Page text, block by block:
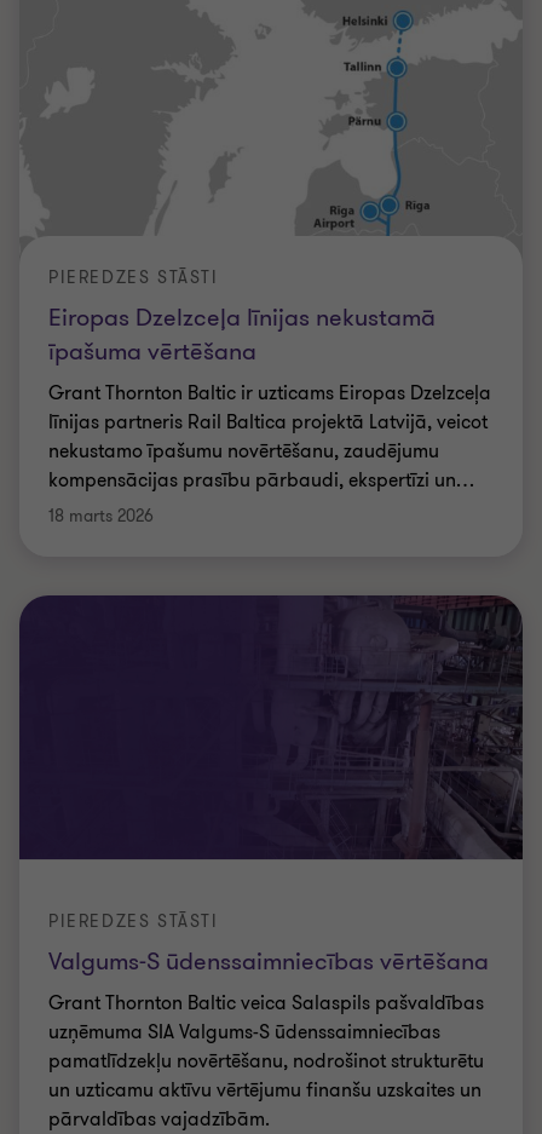
Eiropas Dzelzceļa līnijas nekustamā
īpašuma vērtēšana
PIEREDZES STĀSTI
Grant Thornton Baltic ir uzticams Eiropas Dzelzceļa
līnijas partneris Rail Baltica projektā Latvijā, veicot
nekustamo īpašumu novērtēšanu, zaudējumu
kompensācijas prasību pārbaudi, ekspertīzi un…
18 marts 2026
Valgums-S ūdenssaimniecības vērtēšana
PIEREDZES STĀSTI
Grant Thornton Baltic veica Salaspils pašvaldības
uzņēmuma SIA Valgums-S ūdenssaimniecības
pamatlīdzekļu novērtēšanu, nodrošinot strukturētu
un uzticamu aktīvu vērtējumu finanšu uzskaites un
pārvaldības vajadzībām.